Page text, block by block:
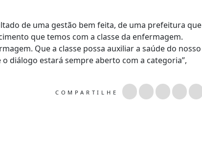
de uma gestão bem feita, de uma prefeitura que
que temos com a classe da enfermagem.
Que a classe possa auxiliar a saúde do nosso
diálogo estará sempre aberto com a categoria”,
COMPARTILHE